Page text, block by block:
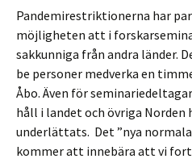
Pandemirestriktionerna har
möjligheten att i
sakkunniga från andra länder.
be personer medverka en
Åbo. Även för
håll i landet och övriga Norden
underlättats. Det ”nya
kommer att innebära att vi